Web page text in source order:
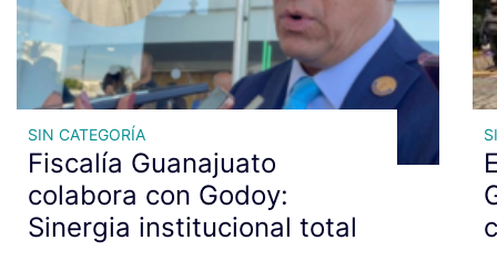
SIN CATEGORÍA
Fiscalía Guanajuato
colabora con Godoy:
Sinergia institucional total